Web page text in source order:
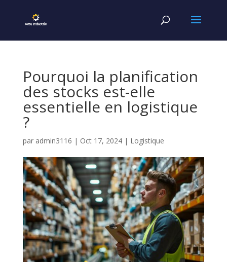
Pourquoi la planification
des stocks est-elle
essentielle en logistique
?
par admin3116 | Oct 17, 2024| Logistique